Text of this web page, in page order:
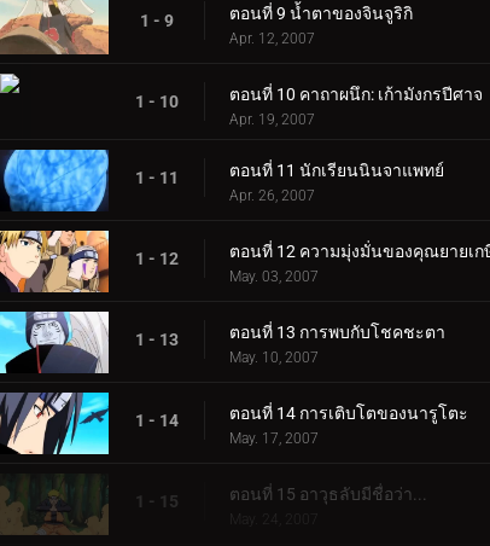
1 - 9 ตอนที่ 9 น้ำตาของจินจูริกิ
Apr. 12, 2007
1 - 10 ตอนที่ 10 คาถาผนึก: เก้ามังกรปีศาจ
Apr. 19, 2007
1 - 11 ตอนที่ 11 นักเรียนนินจาแพทย์
Apr. 26, 2007
1 - 12 ตอนที่ 12 ความมุ่งมั่นของคุณยายเ
May. 03, 2007
1 - 13 ตอนที่ 13 การพบกับโชคชะตา
May. 10, 2007
1 - 14 ตอนที่ 14 การเติบโตของนารูโตะ
May. 17, 2007
1 - 15 ตอนที่ 15 อาวุธลับมีชื่อว่า...
May. 24, 2007